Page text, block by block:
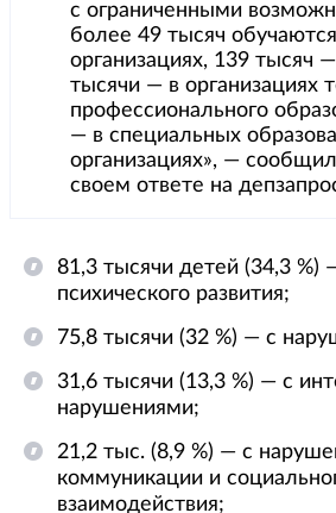
с ограниченными
более 49 тысяч
организациях, 139 тысяч
тысячи — в организациях
профессионального
— в специальных
организациях», —
своем ответе на
81,3 тысячи детей (34,3 %)
психического развития;
75,8 тысячи (32 %) — с
31,6 тысячи (13,3 %) — с
нарушениями;
21,2 тыс. (8,9 %) — с
коммуникации и
взаимодействия;